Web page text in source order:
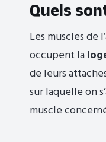
Quels
Les muscles de
occupent la
de leurs
sur laquelle on
muscle